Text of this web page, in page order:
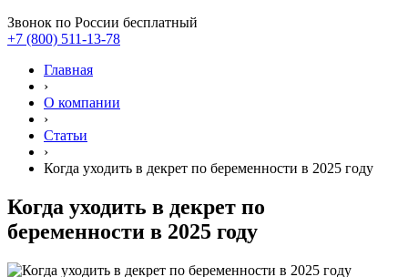
Звонок по России бесплатный
+7 (800) 511-13-78
Главная
›
О компании
›
Статьи
›
Когда уходить в декрет по беременности в 2025 году
Когда уходить в декрет по
беременности в 2025 году